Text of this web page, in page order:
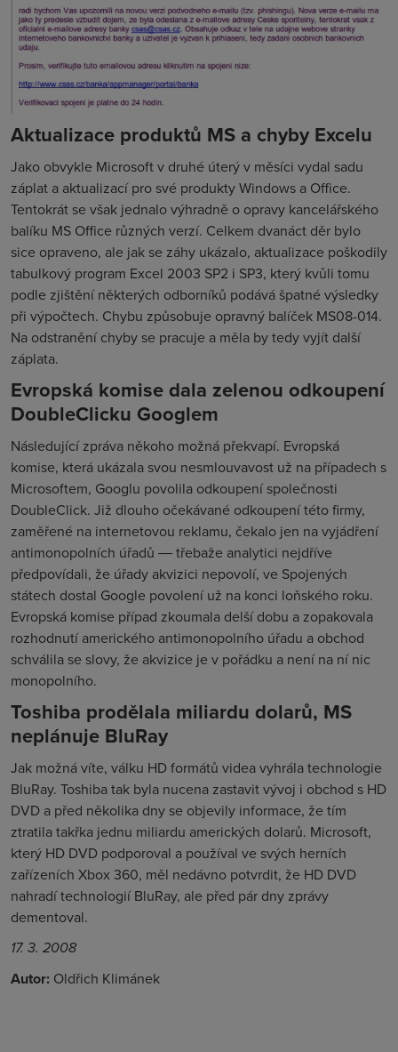
Aktualizace produktů MS a chyby Excelu
Jako obvykle Microsoft v druhé úterý v měsíci vydal sadu
záplat a aktualizací pro své produkty Windows a Office.
Tentokrát se však jednalo výhradně o opravy kancelářského
balíku MS Office různých verzí. Celkem dvanáct děr bylo
sice opraveno, ale jak se záhy ukázalo, aktualizace poškodily
tabulkový program Excel 2003 SP2 i SP3, který kvůli tomu
podle zjištění některých odborníků podává špatné výsledky
při výpočtech. Chybu způsobuje opravný balíček MS08-014.
Na odstranění chyby se pracuje a měla by tedy vyjít další
záplata.
Evropská komise dala zelenou odkoupení
DoubleClicku Googlem
Následující zpráva někoho možná překvapí. Evropská
komise, která ukázala svou nesmlouvavost už na případech s
Microsoftem, Googlu povolila odkoupení společnosti
DoubleClick. Již dlouho očekávané odkoupení této firmy,
zaměřené na internetovou reklamu, čekalo jen na vyjádření
antimonopolních úřadů ― třebaže analytici nejdříve
předpovídali, že úřady akvizici nepovolí, ve Spojených
státech dostal Google povolení už na konci loňského roku.
Evropská komise případ zkoumala delší dobu a zopakovala
rozhodnutí amerického antimonopolního úřadu a obchod
schválila se slovy, že akvizice je v pořádku a není na ní nic
monopolního.
Toshiba prodělala miliardu dolarů, MS
neplánuje BluRay
Jak možná víte, válku HD formátů videa vyhrála technologie
BluRay. Toshiba tak byla nucena zastavit vývoj i obchod s HD
DVD a před několika dny se objevily informace, že tím
ztratila takřka jednu miliardu amerických dolarů. Microsoft,
který HD DVD podporoval a používal ve svých herních
zařízeních Xbox 360, měl nedávno potvrdit, že HD DVD
nahradí technologií BluRay, ale před pár dny zprávy
dementoval.
17. 3. 2008
Autor: Oldřich Klimánek